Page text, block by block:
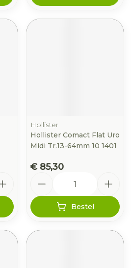
Hollister
Hollister Comact Flat Uro
Midi Tr.13-64mm 10 1401
€ 85,30
Bestel